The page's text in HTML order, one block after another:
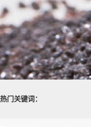
热门关键词：